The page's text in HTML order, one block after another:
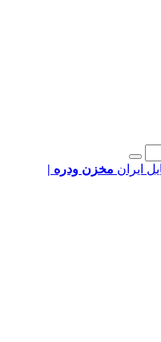
مخزن ودره |